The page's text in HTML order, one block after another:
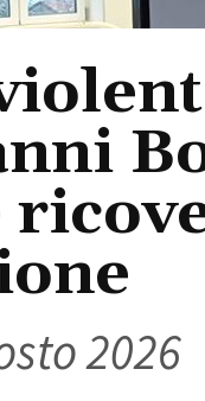
2026